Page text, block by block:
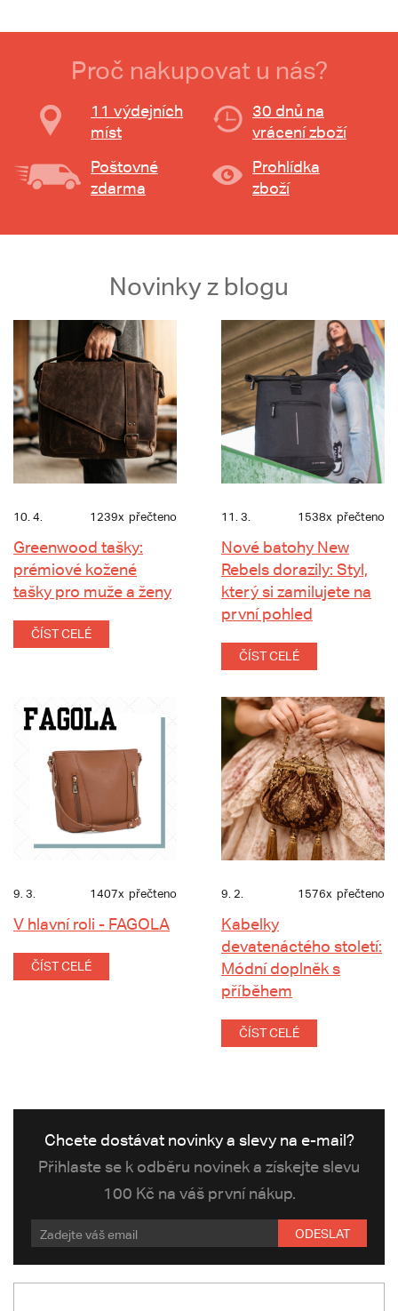
Proč nakupovat u nás?
11 výdejních
míst
30 dnů na
vrácení zboží
Poštovné
zdarma
Prohlídka
zboží
Novinky z blogu
10. 4. 1239x přečteno
Greenwood tašky:
prémiové kožené
tašky pro muže a ženy
ČÍST CELÉ
11. 3. 1538x přečteno
Nové batohy New
Rebels dorazily: Styl,
který si zamilujete na
první pohled
ČÍST CELÉ
9. 3. 1407x přečteno
V hlavní roli - FAGOLA
ČÍST CELÉ
9. 2. 1576x přečteno
Kabelky
devatenáctého století:
Módní doplněk s
příběhem
ČÍST CELÉ
Chcete dostávat novinky a slevy na e-mail?
Přihlaste se k odběru novinek a získejte slevu
100 Kč na váš první nákup.
ODESLAT